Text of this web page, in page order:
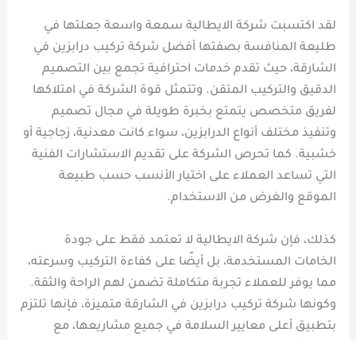
لقد اكتسبت شركة الايطالية سمعة واسعة جعلتها في
طليعة المنافسة بصفتها أفضل شركة تركيب درابزين في
الشارقة، حيث تقدم خدمات احترافية تجمع بين التصميم
الدقيق والتركيب المتقن. وتتمثل قوة الشركة في امتلاكها
لفريق متخصص يتمتع بخبرة طويلة في مجال تصميم
وتنفيذ مختلف أنواع الدرابزين، سواء كانت معدنية، زجاجية أو
خشبية. كما تحرص الشركة على تقديم الاستشارات الفنية
التي تساعد العملاء على اختيار الأنسب حسب طبيعة
الموقع والغرض من الاستخدام.
كذلك، فإن شركة الايطالية لا تعتمد فقط على جودة
الخامات المستخدمة، بل أيضًا على كفاءة التركيب وسرعته،
مما يوفر للعملاء تجربة متكاملة تضمن لهم الراحة والثقة.
وكونها شركة تركيب درابزين في الشارقة متميزة، فإنها تلتزم
بتطبيق أعلى معايير السلامة في جميع مشاريعها، مع